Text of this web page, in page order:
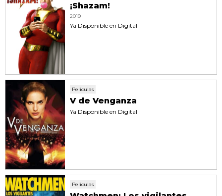
¡Shazam!
2019
Ya Disponible en Digital
Películas
V de Venganza
Ya Disponible en Digital
Películas